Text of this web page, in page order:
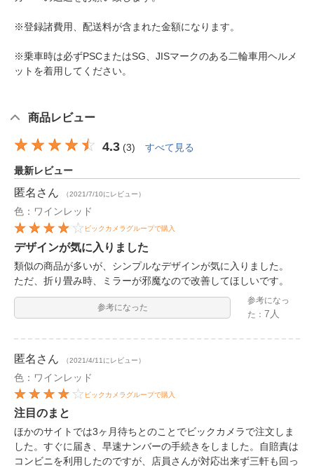
※登録諸費用、配送料が含まれた金額になります。
※乗車時は必ずPSCまたはSG、JISマークのある二輪車用ヘルメ
ットを着用してください。
商品レビュー
4.3 (3) すべて見る
最新レビュー
匿名 さん （2021/7/10にレビュー）
色：ワインレッド
ビックカメラグループで購入
デザインが気に入りました
類似の商品が多いが、シンプルなデザインが気に入りました。
ただ、折り畳み時、ミラーが邪魔なので改善してほしいです。
参考になった
参考になっ
た：7人
匿名 さん （2021/4/11にレビュー）
色：ワインレッド
ビックカメラグループで購入
注目のまと
ほかのサイトでは3ヶ月待ちとのことでビックカメラで注文しま
した。すぐに届き、早速ナンバーの手続きをしました。自賠責は
コンビニを利用したのですが、店員さんが対応出来ず三軒も回っ